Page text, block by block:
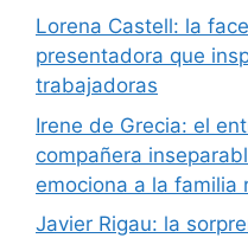
Lorena Castell: la
presentadora que
trabajadoras
Irene de Grecia: el
compañera
emociona a la familia
Javier Rigau: la